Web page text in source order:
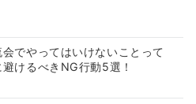
でやってはいけないことって
けるべきNG行動5選！